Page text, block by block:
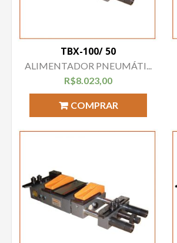
TBX-100/ 50
ALIMENTADOR PNEUMÁTI...
R$8.023,00
COMPRAR